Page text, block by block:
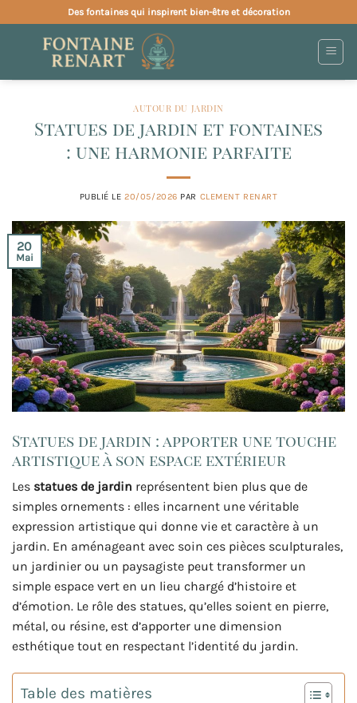
au
contenu
Des fontaines qui inspirent bien-être et décoration
AUTOUR DU JARDIN
Statues de jardin et fontaines
: une harmonie parfaite
PUBLIÉ LE20/05/2026 PAR CLEMENT RENART
20
Mai
Statues de jardin : apporter une touche
artistique à son espace extérieur
Les statues de jardin représentent bien plus que de
simples ornements : elles incarnent une véritable
expression artistique qui donne vie et caractère à un
jardin. En aménageant avec soin ces pièces sculpturales,
un jardinier ou un paysagiste peut transformer un
simple espace vert en un lieu chargé d’histoire et
d’émotion. Le rôle des statues, qu’elles soient en pierre,
métal, ou résine, est d’apporter une dimension
esthétique tout en respectant l’identité du jardin.
Table des matières